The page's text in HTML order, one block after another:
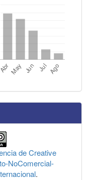
de Creative
NoComercial-
.